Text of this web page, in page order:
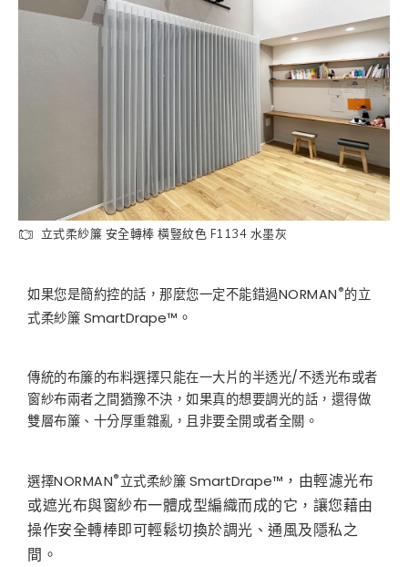
立式柔紗簾 安全轉棒 橫豎紋色 F1134 水墨灰
如果您是簡約控的話，那麼您一定不能錯過NORMAN ®的立
式柔紗簾 SmartDrape™ 。
傳統的布簾的布料選擇只能在一大片的半透光/不透光布或者
窗紗布兩者之間猶豫不決，如果真的想要調光的話，還得做
雙層布簾、十分厚重雜亂，且非要全開或者全關。
選擇NORMAN®立式柔紗簾 SmartDrape™ ，由輕濾光布
或遮光布與窗紗布一體成型編織而成的它，讓您藉由
操作安全轉棒即可輕鬆切換於調光、通風及隱私之
間。